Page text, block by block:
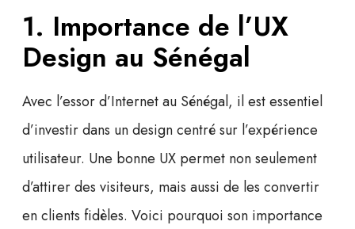
1. Importance de l’UX
Design au Sénégal
Avec l’essor d’Internet au Sénégal, il est essentiel
d’investir dans un design centré sur l’expérience
utilisateur. Une bonne UX permet non seulement
d’attirer des visiteurs, mais aussi de les convertir
en clients fidèles. Voici pourquoi son importance